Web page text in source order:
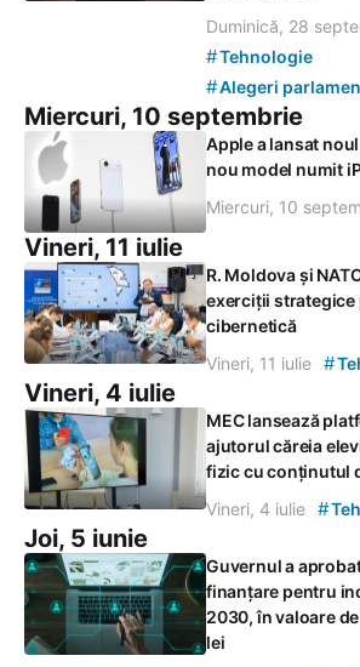
Duminică, 28
#Tehnologie
#Alegeri
Miercuri, 10 septembrie
Apple a lansat
nou model numit
Miercuri, 10
Vineri, 11 iulie
R. Moldova și
exerciții
cibernetică
Vineri, 11 iulie #
Vineri, 4 iulie
MEC lansează
ajutorul căreia
fizic cu conținutul
Vineri, 4 iulie #
Joi, 5 iunie
Guvernul a
finanțare pentru
2030, în valoare
lei